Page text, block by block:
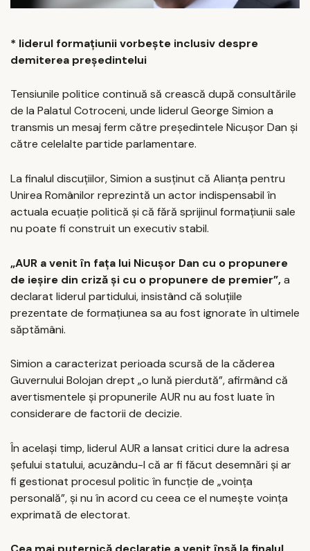
* liderul formațiunii vorbește inclusiv despre
demiterea președintelui
Tensiunile politice continuă să crească după consultările
de la Palatul Cotroceni, unde liderul George Simion a
transmis un mesaj ferm către președintele Nicușor Dan și
către celelalte partide parlamentare.
La finalul discuțiilor, Simion a susținut că Alianța pentru
Unirea Românilor reprezintă un actor indispensabil în
actuala ecuație politică și că fără sprijinul formațiunii sale
nu poate fi construit un executiv stabil.
„AUR a venit în fața lui Nicușor Dan cu o propunere
de ieșire din criză și cu o propunere de premier”,a
declarat liderul partidului, insistând că soluțiile
prezentate de formațiunea sa au fost ignorate în ultimele
săptămâni.
Simion a caracterizat perioada scursă de la căderea
Guvernului Bolojan drept „o lună pierdută”, afirmând că
avertismentele și propunerile AUR nu au fost luate în
considerare de factorii de decizie.
În același timp, liderul AUR a lansat critici dure la adresa
șefului statului, acuzându-l că ar fi făcut desemnări și ar
fi gestionat procesul politic în funcție de „voința
personală”, și nu în acord cu ceea ce el numește voința
exprimată de electorat.